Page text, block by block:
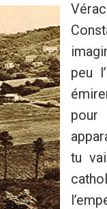
peu
pour
tu